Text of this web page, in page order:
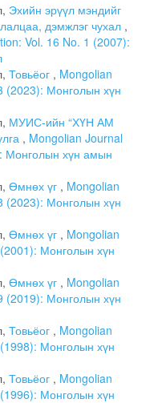
Эхийн эрүүл мэндийг
дэмжлэг чухал ,
Vol. 16 No. 1 (2007):
Товьёог , Mongolian
(2023): Монголын хүн
МУИС-ийн “ХҮН АМ
, Mongolian Journal
Монголын хүн амын
Өмнөх үг , Mongolian
(2023): Монголын хүн
Өмнөх үг , Mongolian
Монголын хүн
Өмнөх үг , Mongolian
(2019): Монголын хүн
Товьёог , Mongolian
Монголын хүн
Товьёог , Mongolian
Монголын хүн